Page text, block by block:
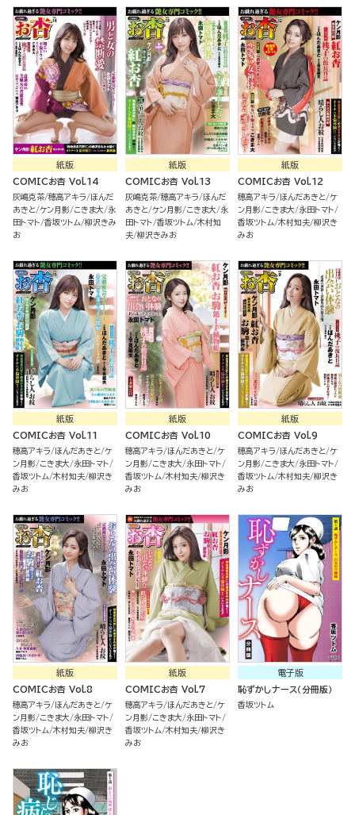
紙版
COMICお杏 Vol.14
灰嶋克茶 穂高アキラ
ほんだ
あきと ケン月影 こきま大
永
田トマト 香坂ツトム 柳沢きみ
お
紙版
COMICお杏 Vol.13
灰嶋克茶 穂高アキラ
ほんだ
あきと ケン月影 こきま大
永
田トマト 香坂ツトム 木村知
夫 柳沢きみお
紙版
COMICお杏 Vol.12
穂高アキラ ほんだあきと ケ
ン月影 こきま大
永田トマト
香坂ツトム 木村知夫 柳沢き
みお
紙版
COMICお杏 Vol.11
穂高アキラ ほんだあきと ケ
ン月影 こきま大
永田トマト
香坂ツトム 木村知夫 柳沢き
みお
紙版
COMICお杏 Vol.10
穂高アキラ ほんだあきと ケ
ン月影 こきま大
永田トマト
香坂ツトム 木村知夫 柳沢き
みお
紙版
COMICお杏 Vol.9
穂高アキラ ほんだあきと ケ
ン月影 こきま大
永田トマト
香坂ツトム 木村知夫 柳沢き
みお
紙版
COMICお杏 Vol.8
穂高アキラ ほんだあきと ケ
ン月影 こきま大
永田トマト
香坂ツトム 木村知夫 柳沢き
みお
紙版
COMICお杏 Vol.7
穂高アキラ ほんだあきと ケ
ン月影 こきま大
永田トマト
香坂ツトム 木村知夫 柳沢き
みお
電子版
恥ずかしナース（分冊版）
香坂ツトム